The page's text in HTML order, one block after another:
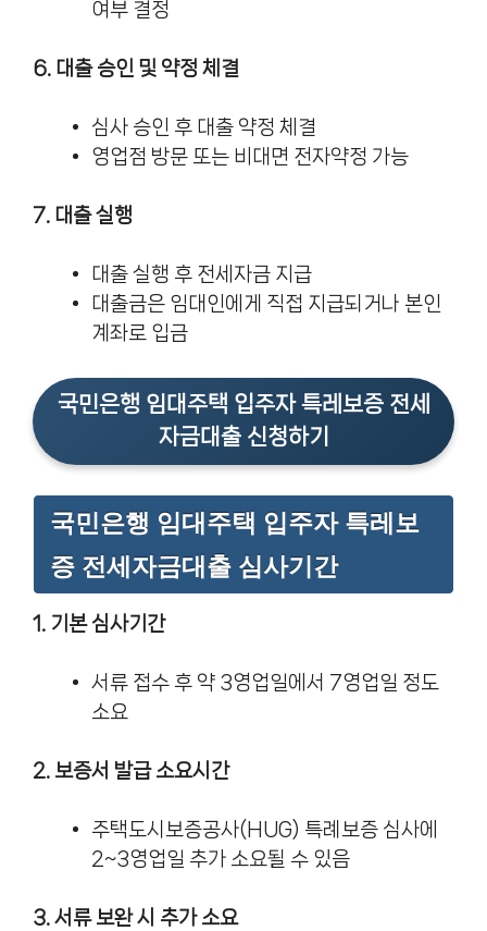
여부 결정
6. 대출 승인 및 약정 체결
심사 승인 후 대출 약정 체결
영업점 방문 또는 비대면 전자약정 가능
7. 대출 실행
대출 실행 후 전세자금 지급
대출금은 임대인에게 직접 지급되거나 본인
계좌로 입금
국민은행 임대주택 입주자 특레보증 전세
자금대출 신청하기
국민은행 임대주택 입주자 특레보
증 전세자금대출 심사기간
1. 기본 심사기간
서류 접수 후 약 3영업일에서 7영업일 정도
소요
2. 보증서 발급 소요시간
주택도시보증공사(HUG) 특례보증 심사에
2~3영업일 추가 소요될 수 있음
3. 서류 보완 시 추가 소요